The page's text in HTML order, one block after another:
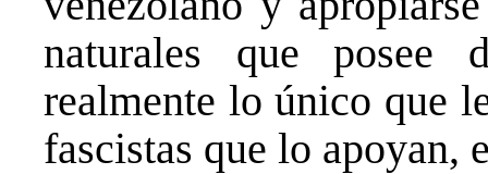
naturales que posee
realmente lo único que
fascistas que lo apoyan,